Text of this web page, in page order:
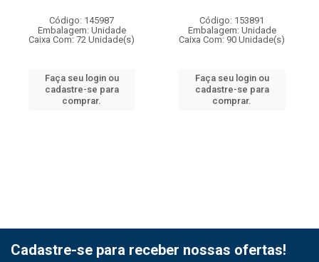
Código: 145987
Embalagem: Unidade
Caixa Com: 72 Unidade(s)
Faça seu login ou
cadastre-se para
comprar.
Código: 153891
Embalagem: Unidade
Caixa Com: 90 Unidade(s)
Faça seu login ou
cadastre-se para
comprar.
Cadastre-se para receber nossas ofertas!